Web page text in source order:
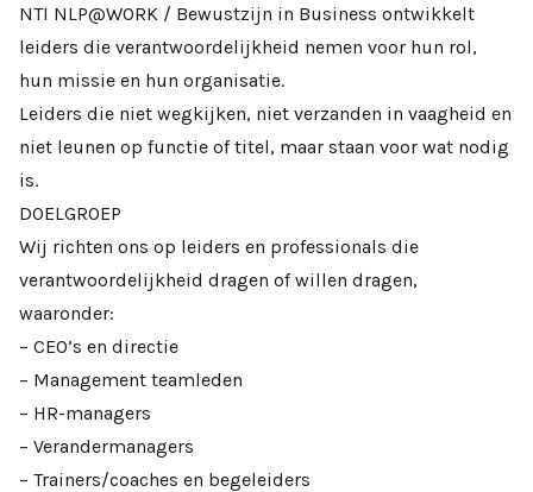
NTI NLP@WORK / Bewustzijn in Business ontwikkelt
leiders die verantwoordelijkheid nemen voor hun rol,
hun missie en hun organisatie.
Leiders die niet wegkijken, niet verzanden in vaagheid en
niet leunen op functie of titel, maar staan voor wat nodig
is.
DOELGROEP
Wij richten ons op leiders en professionals die
verantwoordelijkheid dragen of willen dragen,
waaronder:
– CEO’s en directie
– Management teamleden
– HR-managers
– Verandermanagers
– Trainers/coaches en begeleiders